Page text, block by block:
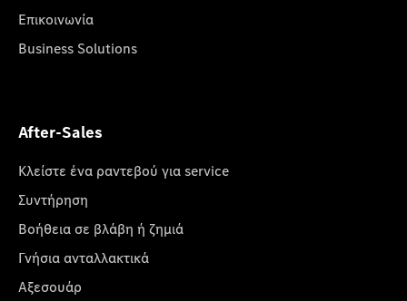
Επικοινωνία
Business Solutions
After-Sales
Κλείστε ένα ραντεβού για service
Συντήρηση
Βοήθεια σε βλάβη ή ζημιά
Γνήσια ανταλλακτικά
Αξεσουάρ